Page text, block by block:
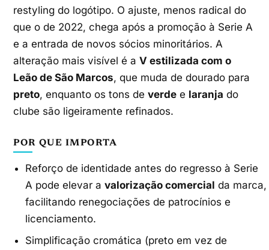
restyling do logótipo. O ajuste, menos radical do
que o de 2022, chega após a promoção à Serie A
e a entrada de novos sócios minoritários. A
alteração mais visível é aV estilizada com o
Leão de São Marcos, que muda de dourado para
preto, enquanto os tons deverde e laranja do
clube são ligeiramente refinados.
POR QUE IMPORTA
Reforço de identidade antes do regresso à Serie
A pode elevar avalorização comercial da marca,
facilitando renegociações de patrocínios e
licenciamento.
Simplificação cromática (preto em vez de